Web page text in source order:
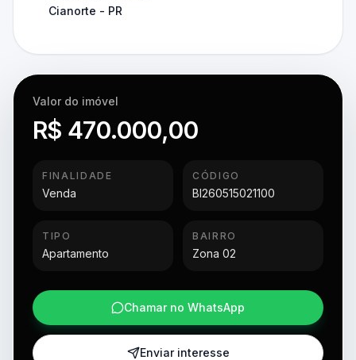
Cianorte - PR
Valor do imóvel
R$ 470.000,00
FINALIDADE
Venda
CÓDIGO
BI260515021100
TIPO
Apartamento
BAIRRO
Zona 02
Chamar no WhatsApp
Enviar interesse